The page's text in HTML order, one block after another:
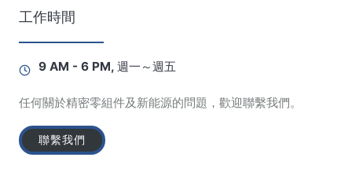
工作時間
9 AM - 6 PM, 週一～週五
任何關於精密零組件及新能源的問題，歡迎聯繫我們。
聯繫我們